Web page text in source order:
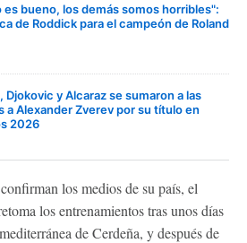
es bueno, los demás somos horribles":
de Roddick para el campeón de Roland
Djokovic y Alcaraz se sumaron a las
a Alexander Zverev por su título en
2026
los medios de su país, el
los entrenamientos tras unos días
de Cerdeña, y después de